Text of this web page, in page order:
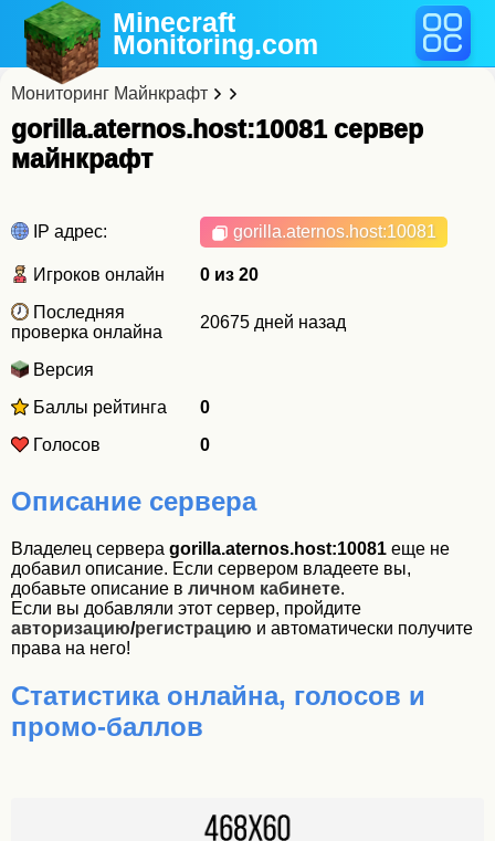
Minecraft
Monitoring.com
Мониторинг Майнкрафт
gorilla.aternos.host:10081 cервер
майнкрафт
IP адрес: gorilla.aternos.host:10081
Игроков онлайн
0 из 20
Последняя
проверка онлайна
20675 дней назад
Версия
Баллы рейтинга
0
Голосов
0
Описание сервера
Владелец сервера gorilla.aternos.host:10081 еще не
добавил описание. Если сервером владеете вы,
добавьте описание в личном кабинете.
Если вы добавляли этот сервер, пройдите
авторизацию/регистрацию и автоматически получите
права на него!
Статистика онлайна, голосов и
промо-баллов